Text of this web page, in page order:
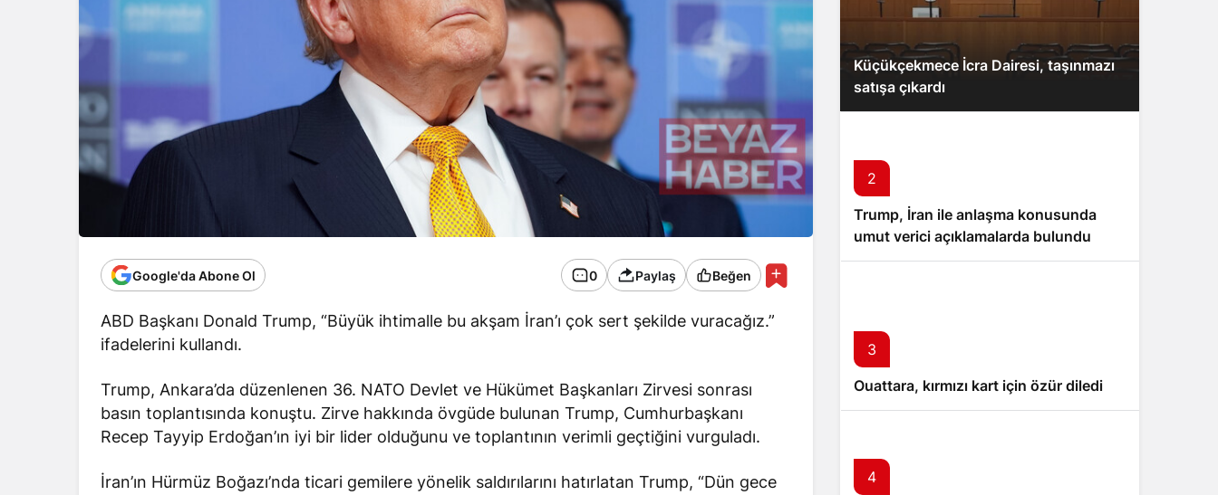
Google'da Abone Ol 0 Paylaş Beğen
ABD Başkanı Donald Trump, “Büyük ihtimalle bu akşam İran’ı çok sert şekilde vuracağız.”
ifadelerini kullandı.
Trump, Ankara’da düzenlenen 36. NATO Devlet ve Hükümet Başkanları Zirvesi sonrası
basın toplantısında konuştu. Zirve hakkında övgüde bulunan Trump, Cumhurbaşkanı
Recep Tayyip Erdoğan’ın iyi bir lider olduğunu ve toplantının verimli geçtiğini vurguladı.
İran’ın Hürmüz Boğazı’nda ticari gemilere yönelik saldırılarını hatırlatan Trump, “Dün gece
Küçükçekmece İcra Dairesi, taşınmazı
satışa çıkardı
2
Trump, İran ile anlaşma konusunda
umut verici açıklamalarda bulundu
3
Ouattara, kırmızı kart için özür diledi
4